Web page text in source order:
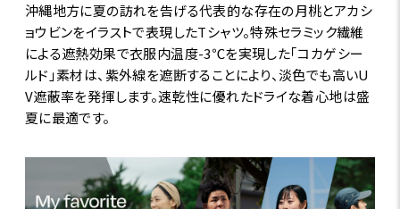
沖縄地方に夏の訪れを告げる代表的な存在の月桃とアカシ
ョウビンをイラストで表現したTシャツ。特殊セラミック繊維
による遮熱効果で衣服内温度-3℃を実現した｢コカゲシー
ルド｣素材は、紫外線を遮断することにより、淡色でも高いU
V遮蔽率を発揮します。速乾性に優れたドライな着心地は盛
夏に最適です。